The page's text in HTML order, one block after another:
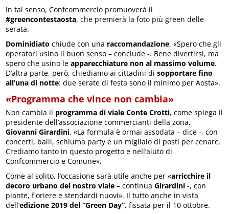
In tal senso, Confcommercio promuoverà il
#greencontestaosta, che premierà la foto più green delle
serata.
Dominidiato chiude con una raccomandazione. «Spero che gli
operatori usino il buon senso – conclude -. Bene divertirsi, ma
spero che usino leapparecchiature non al massimo volume.
D’altra parte, però, chiediamo ai cittadini disopportare fino
all’una di notte: due serate di festa sono il minimo per Aosta».
«Programma che vince non cambia»
Non cambia il programma di viale Conte Crotti, come spiega il
presidente dell’associazione commercianti della zona,
Giovanni Girardini. «La formula è ormai assodata – dice -, con
concerti, balli, schiuma party e un migliaio di posti per cenare.
Crediamo tanto in questo progetto e nell’aiuto di
Confcommercio e Comune».
Come al solito, l’occasione sarà utile anche per «arricchire il
decoro urbano del nostro viale – continuaGirardini -, con
piante, fioriere e stendardi nuovi». Il tutto anche in vista
dell’edizione 2019 del “Green Day”, fissata per il 10 ottobre.